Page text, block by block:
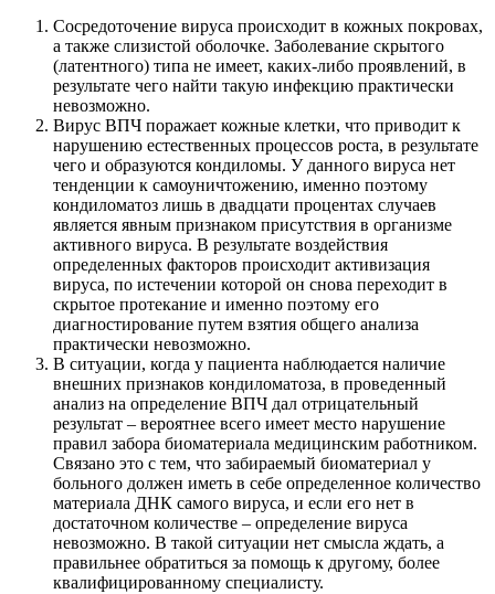
Сосредоточение вируса происходит в кожных покровах,
а также слизистой оболочке. Заболевание скрытого
(латентного) типа не имеет, каких-либо проявлений, в
результате чего найти такую инфекцию практически
невозможно.
Вирус ВПЧ поражает кожные клетки, что приводит к
нарушению естественных процессов роста, в результате
чего и образуются кондиломы. У данного вируса нет
тенденции к самоуничтожению, именно поэтому
кондиломатоз лишь в двадцати процентах случаев
является явным признаком присутствия в организме
активного вируса. В результате воздействия
определенных факторов происходит активизация
вируса, по истечении которой он снова переходит в
скрытое протекание и именно поэтому его
диагностирование путем взятия общего анализа
практически невозможно.
В ситуации, когда у пациента наблюдается наличие
внешних признаков кондиломатоза, в проведенный
анализ на определение ВПЧ дал отрицательный
результат – вероятнее всего имеет место нарушение
правил забора биоматериала медицинским работником.
Связано это с тем, что забираемый биоматериал у
больного должен иметь в себе определенное количество
материала ДНК самого вируса, и если его нет в
достаточном количестве – определение вируса
невозможно. В такой ситуации нет смысла ждать, а
правильнее обратиться за помощь к другому, более
квалифицированному специалисту.